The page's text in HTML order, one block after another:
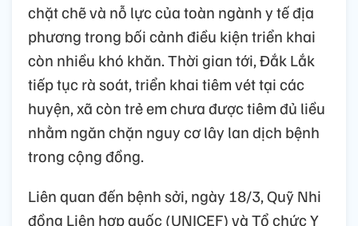
chặt chẽ và nỗ lực của toàn ngành y tế địa
phương trong bối cảnh điều kiện triển khai
còn nhiều khó khăn. Thời gian tới, Đắk Lắk
tiếp tục rà soát, triển khai tiêm vét tại các
huyện, xã còn trẻ em chưa được tiêm đủ liều
nhằm ngăn chặn nguy cơ lây lan dịch bệnh
trong cộng đồng.
Liên quan đến bệnh sởi, ngày 18/3, Quỹ Nhi
đồng Liên hợp quốc (UNICEF) và Tổ chức Y